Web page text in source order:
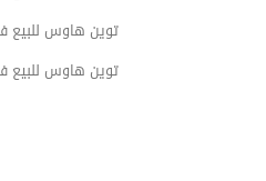
توين هاوس للبيع
توين هاوس